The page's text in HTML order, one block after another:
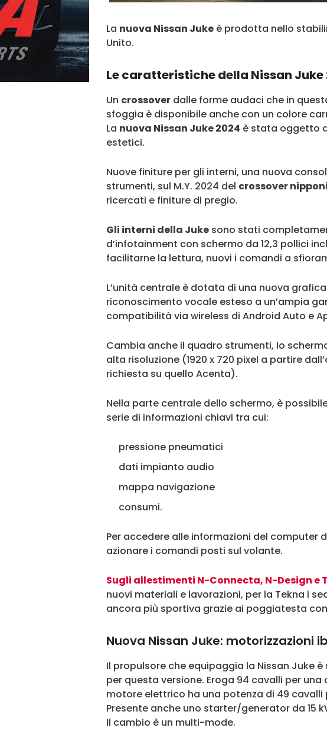
La nuova Nissan Jukeè prodotta nello
Unito.
Le caratteristiche della Nissan Juke
Un crossoverdalle forme audaci che in
sfoggia è disponibile anche con un colore
La nuova Nissan Juke 2024 è stata oggetto
estetici.
Nuove finiture per gli interni, una nuova
strumenti, sul M.Y. 2024 del crossover
ricercati e finiture di pregio.
Gli interni della Jukesono stati
d’infotainment con schermo da 12,3 pollici
facilitarne la lettura, nuovi i comandi a
L’unità centrale è dotata di una nuova
riconoscimento vocale esteso a un’ampia
compatibilità via wireless di Android Auto e
Cambia anche il quadro strumenti, lo
alta risoluzione (1920 x 720 pixel a partire
richiesta su quello Acenta).
Nella parte centrale dello schermo, è
serie di informazioni chiavi tra cui:
pressione pneumatici
dati impianto audio
mappa navigazione
consumi.
Per accedere alle informazioni del computer
azionare i comandi posti sul volante.
Sugli allestimenti N-Connecta, N-Design e
nuovi materiali e lavorazioni, per la Tekna i
ancora più sportiva grazie ai poggiatesta
Nuova Nissan Juke: motorizzazioni
Il propulsore che equipaggia la Nissan Juke
per questa versione. Eroga 94 cavalli per una
motore elettrico ha una potenza di 49 cavalli
Presente anche uno starter/generator da 15
Il cambio è un multi-mode.